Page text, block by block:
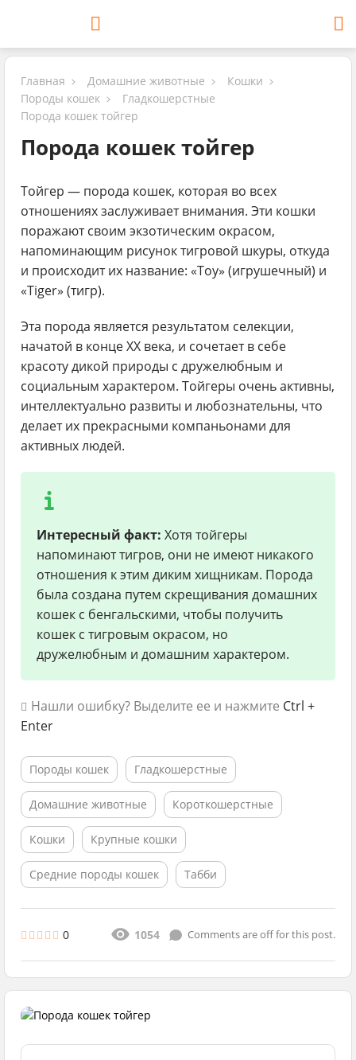
Главная Домашние животные
Кошки
Породы кошек
Гладкошерстные
Порода кошек тойгер
Порода кошек тойгер
Тойгер — порода кошек, которая во всех
отношениях заслуживает внимания. Эти кошки
поражают своим экзотическим окрасом,
напоминающим рисунок тигровой шкуры, откуда
и происходит их название: «Toy» (игрушечный) и
«Tiger» (тигр).
Эта порода является результатом селекции,
начатой в конце XX века, и сочетает в себе
красоту дикой природы с дружелюбным и
социальным характером. Тойгеры очень активны,
интеллектуально развиты и любознательны, что
делает их прекрасными компаньонами для
активных людей.
Интересный факт: Хотя тойгеры
напоминают тигров, они не имеют никакого
отношения к этим диким хищникам. Порода
была создана путем скрещивания домашних
кошек с бенгальскими, чтобы получить
кошек с тигровым окрасом, но
дружелюбным и домашним характером.
Нашли ошибку? Выделите ее и нажмите Ctrl +
Enter
Породы кошек Гладкошерстные
Домашние животные Короткошерстные
Кошки Крупные кошки
Средние породы кошек Табби
0 1054 Comments are off for this post.